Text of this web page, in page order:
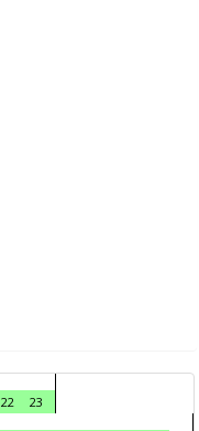
22
23